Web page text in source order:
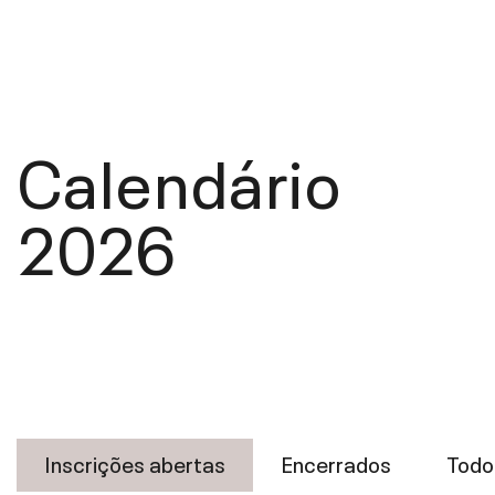
Calendário
2026
Inscrições abertas Encerrados